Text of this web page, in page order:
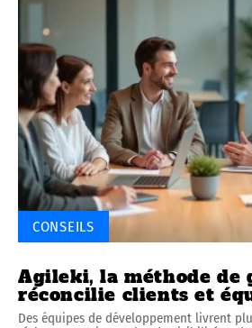
CONSEILS
Agileki, la méthode de
réconcilie clients et
Des équipes de développement livrent